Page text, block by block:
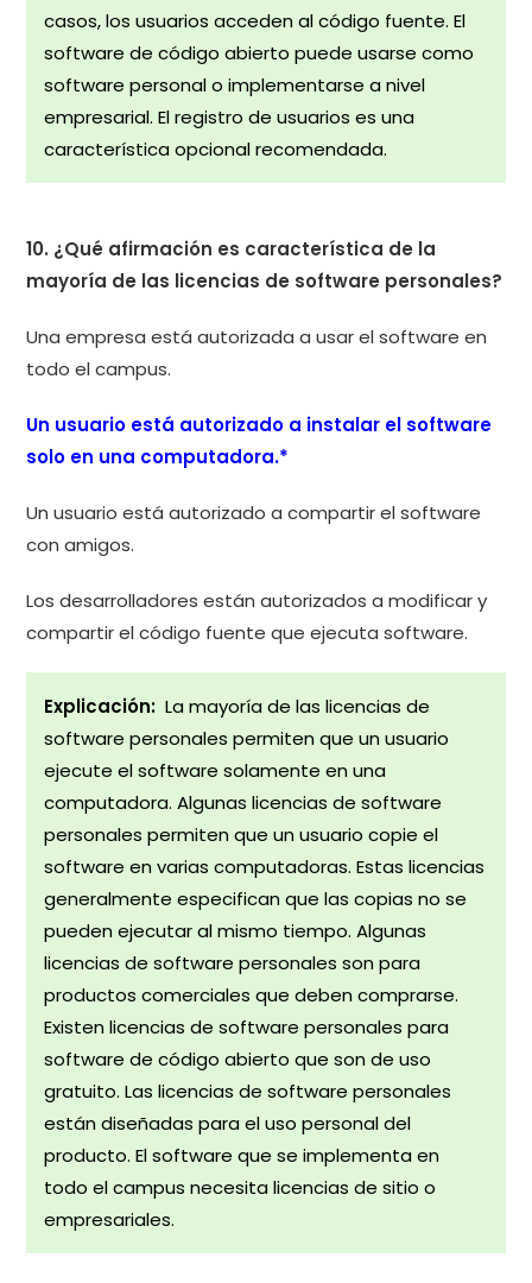
casos, los usuarios acceden al código fuente. El
software de código abierto puede usarse como
software personal o implementarse a nivel
empresarial. El registro de usuarios es una
característica opcional recomendada.
10. ¿Qué afirmación es característica de la
mayoría de las licencias de software personales?
Una empresa está autorizada a usar el software en
todo el campus.
Un usuario está autorizado a instalar el software
solo en una computadora.*
Un usuario está autorizado a compartir el software
con amigos.
Los desarrolladores están autorizados a modificar y
compartir el código fuente que ejecuta software.
Explicación: La mayoría de las licencias de
software personales permiten que un usuario
ejecute el software solamente en una
computadora. Algunas licencias de software
personales permiten que un usuario copie el
software en varias computadoras. Estas licencias
generalmente especifican que las copias no se
pueden ejecutar al mismo tiempo. Algunas
licencias de software personales son para
productos comerciales que deben comprarse.
Existen licencias de software personales para
software de código abierto que son de uso
gratuito. Las licencias de software personales
están diseñadas para el uso personal del
producto. El software que se implementa en
todo el campus necesita licencias de sitio o
empresariales.